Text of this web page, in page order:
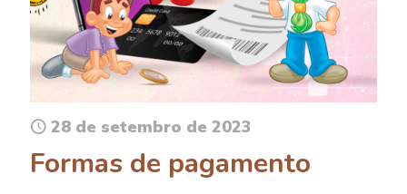
28 de setembro de 2023
Formas de pagamento